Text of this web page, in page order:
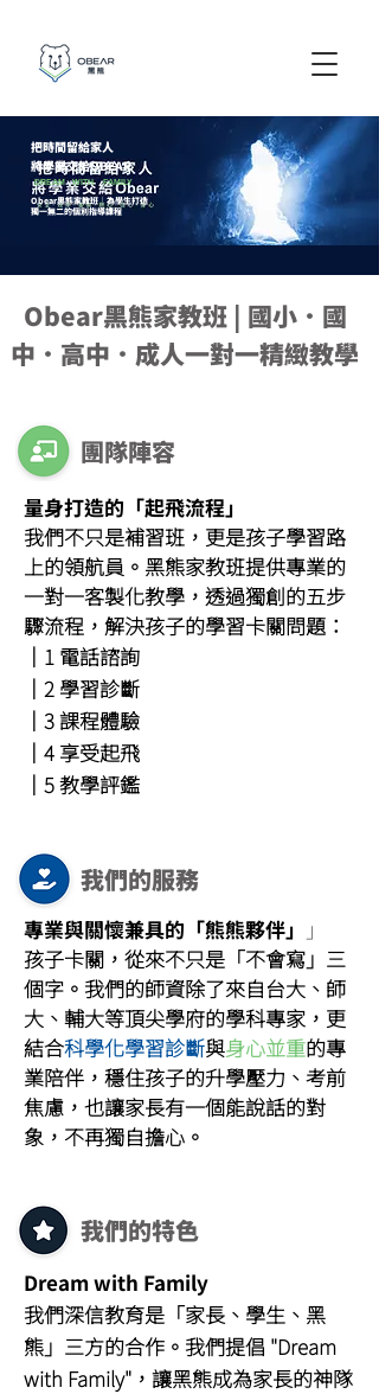
把時間留給家人
​將學業交給OBEAR
DREAM WITH FAMILY
Obear黑熊家教班｜為學生打造
獨一無二的個別指導課程
Obear黑熊家教班 | 國小．國
中．高中．成人一對一精緻教學
團隊陣容
量身打造的「起飛流程」
我們不只是補習班，更是孩子學習路
上的領航員。黑熊家教班提供專業的
一對一客製化教學，透過獨創的五步
驟流程，解決孩子的學習卡關問題：
｜1 電話諮詢
｜2 學習診斷
｜3 課程體驗
｜4 享受起飛
｜5 教學評鑑
我們的服務
專業與關懷兼具的「熊熊夥伴」 」
孩子卡關，從來不只是「不會寫」三
個字。我們的師資除了來自台大、師
大、輔大等頂尖學府的學科專家，更
結合科學化學習診斷與身心並重的專
業陪伴，穩住孩子的升學壓力、考前
焦慮，也讓家長有一個能說話的對
象，不再獨自擔心。
我們的特色
Dream with Family
我們深信教育是「家長、學生、黑
熊」三方的合作。我們提倡 "Dream
with Family"，讓黑熊成為家長的神隊